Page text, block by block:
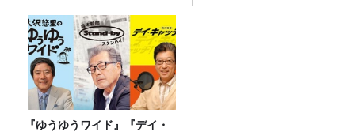
『ゆうゆうワイド』『デイ・